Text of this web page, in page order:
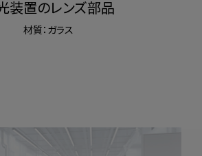
装置のレンズ部品
材質：ガラス